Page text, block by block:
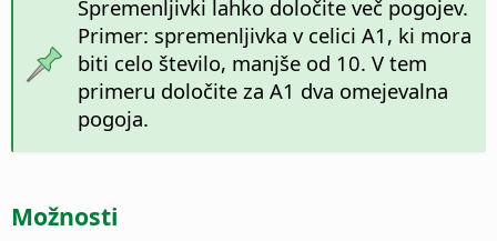
Spremenljivki lahko določite več pogojev.
Primer: spremenljivka v celici A1, ki mora
biti celo število, manjše od 10. V tem
primeru določite za A1 dva omejevalna
pogoja.
Možnosti